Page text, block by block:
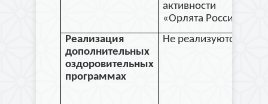
активности
«Орлята России».
Реализация
дополнительных
оздоровительных
программах
Не реализуются